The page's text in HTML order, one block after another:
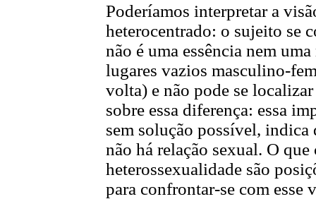
Poderíamos interpretar a
heterocentrado: o sujeito se
não é uma essência nem
lugares vazios masculino-
volta) e não pode se
sobre essa diferença: essa
sem solução possível, indica
não há relação sexual. O
heterossexualidade são
para confrontar-se com